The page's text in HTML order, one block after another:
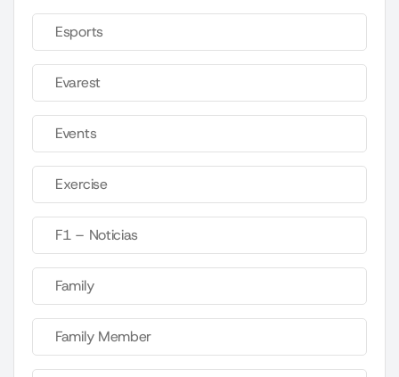
Esports
Evarest
Events
Exercise
F1 – Noticias
Family
Family Member